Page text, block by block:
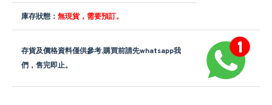
庫存狀態： 無現貨，需要預訂。
存貨及價格資料僅供參考,購買前請先whatsapp我
們，售完即止。